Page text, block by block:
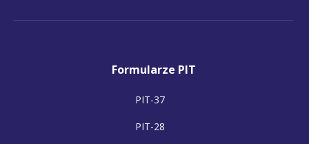
Formularze PIT
PIT-37
PIT-28